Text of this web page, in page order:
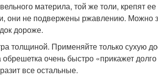
материла, той же толи, крепят
они не подвержены ржавлению. Можно
дороже.
толщиной. Применяйте только сухую
очень быстро «прикажет
все остальные.